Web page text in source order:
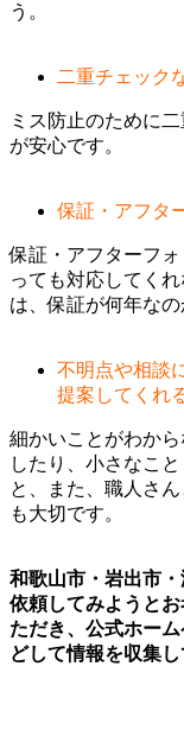
う。
二重チェック
ミス防止のために
が安心です。
保証・アフタ
保証・アフターフ
っても対応してく
は、保証が何年な
不明点や相談
提案してくれ
細かいことがわか
したり、小さなこ
と、また、職人さ
も大切です。
和歌山市・岩出市
依頼してみようと
ただき、公式ホー
どして情報を収集し